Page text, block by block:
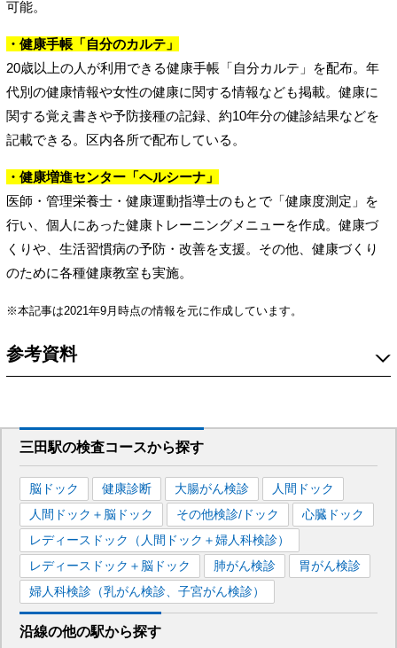
可能。
・健康手帳「自分のカルテ」
20歳以上の人が利用できる健康手帳「自分カルテ」を配布。年
代別の健康情報や女性の健康に関する情報なども掲載。健康に
関する覚え書きや予防接種の記録、約10年分の健診結果などを
記載できる。区内各所で配布している。
・健康増進センター「ヘルシーナ」
医師・管理栄養士・健康運動指導士のもとで「健康度測定」を
行い、個人にあった健康トレーニングメニューを作成。健康づ
くりや、生活習慣病の予防・改善を支援。その他、健康づくり
のために各種健康教室も実施。
※本記事は2021年9月時点の情報を元に作成しています。
参考資料
三田駅の検査コースから探す
脳ドック 健康診断 大腸がん検診
人間ドック
人間ドック＋脳ドック
その他検診/ドック
心臓ドック
レディースドック（人間ドック＋婦人科検診）
レディースドック＋脳ドック
肺がん検診
胃がん検診
婦人科検診（乳がん検診、子宮がん検診）
沿線の他の駅から探す